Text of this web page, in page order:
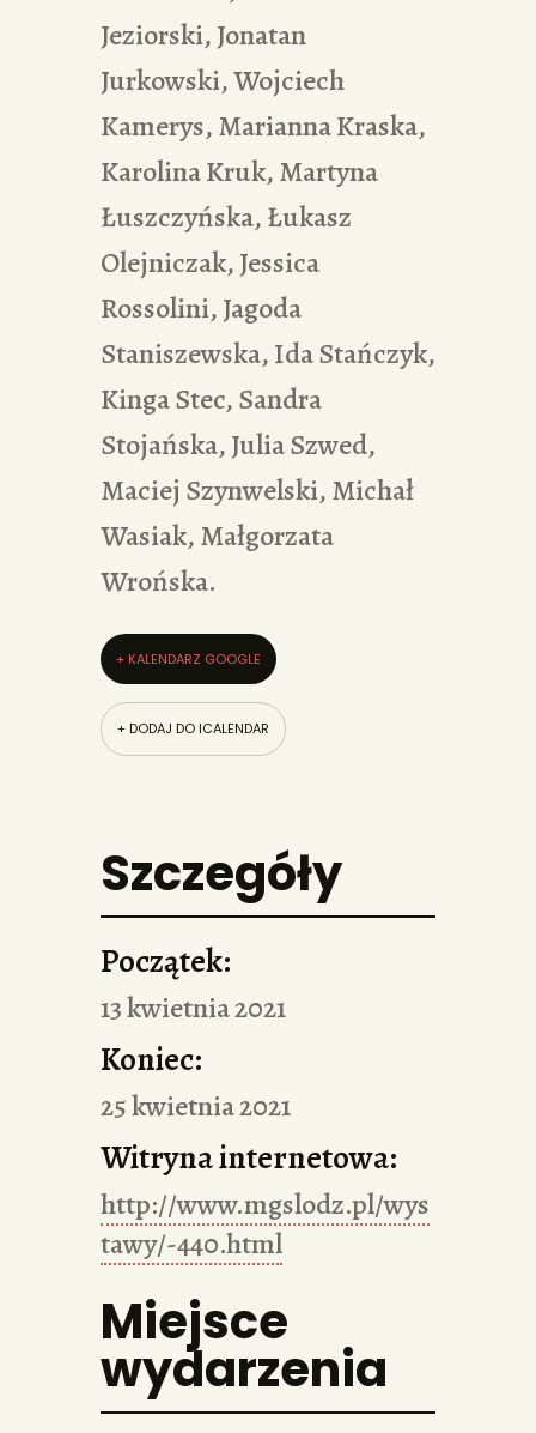
Jeziorski, Jonatan
Jurkowski, Wojciech
Kamerys, Marianna Kraska,
Karolina Kruk, Martyna
Łuszczyńska, Łukasz
Olejniczak, Jessica
Rossolini, Jagoda
Staniszewska, Ida Stańczyk,
Kinga Stec, Sandra
Stojańska, Julia Szwed,
Maciej Szynwelski, Michał
Wasiak, Małgorzata
Wrońska.
+ KALENDARZ GOOGLE
+ DODAJ DO ICALENDAR
Szczegóły
Początek:
13 kwietnia 2021
Koniec:
25 kwietnia 2021
Witryna internetowa:
http://www.mgslodz.pl/wys
tawy/-440.html
Miejsce
wydarzenia